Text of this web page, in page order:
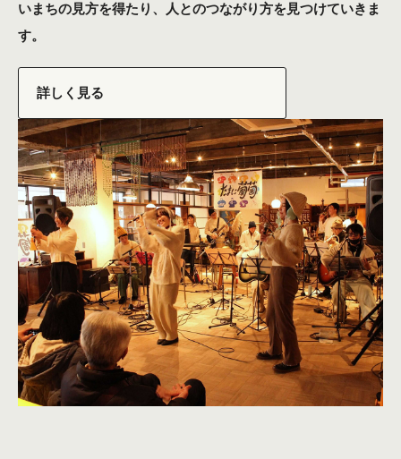
いまちの見方を得たり、人とのつながり方を見つけていきま
す。
詳しく見る